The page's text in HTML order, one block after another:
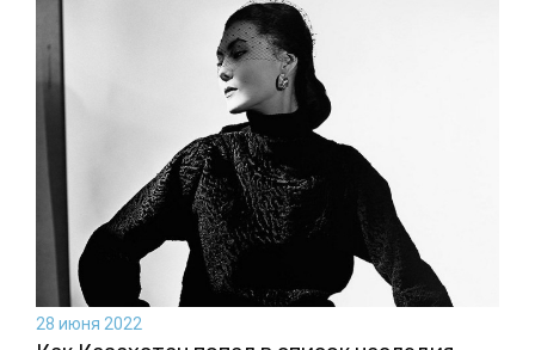
28 июня 2022